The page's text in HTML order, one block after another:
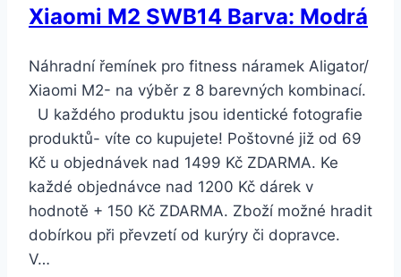
Xiaomi M2 SWB14 Barva: Modrá
Náhradní řemínek pro fitness náramek Aligator/
Xiaomi M2- na výběr z 8 barevných kombinací.
U každého produktu jsou identické fotografie
produktů- víte co kupujete! Poštovné již od 69
Kč u objednávek nad 1499 Kč ZDARMA. Ke
každé objednávce nad 1200 Kč dárek v
hodnotě + 150 Kč ZDARMA. Zboží možné hradit
dobírkou při převzetí od kurýry či dopravce.
V…